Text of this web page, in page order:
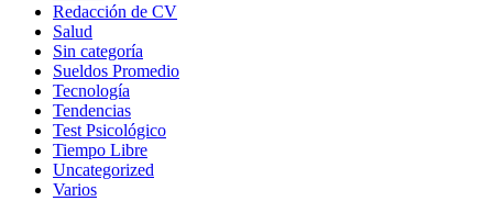
Redacción de CV
Salud
Sin categoría
Sueldos Promedio
Tecnología
Tendencias
Test Psicológico
Tiempo Libre
Uncategorized
Varios